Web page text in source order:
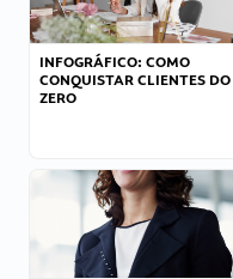
INFOGRÁFICO: COMO
CONQUISTAR CLIENTES DO
ZERO